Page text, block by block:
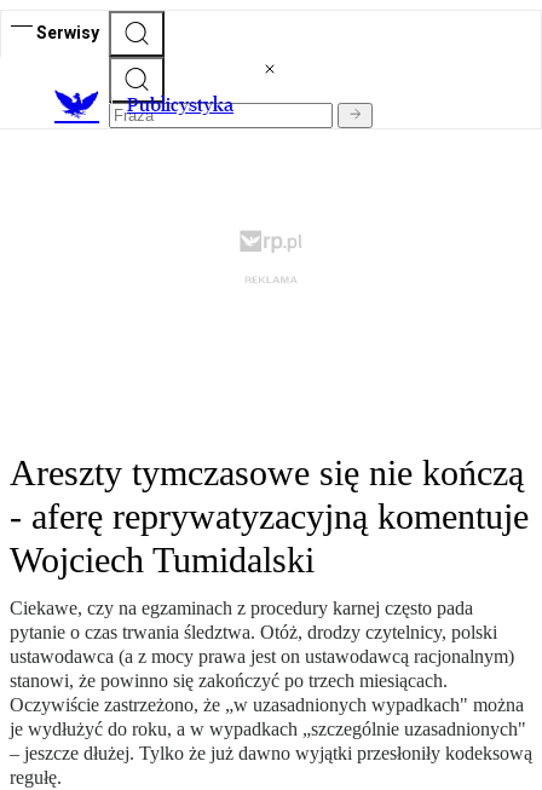
Serwisy
Publicystyka
Areszty tymczasowe się nie kończą
- aferę reprywatyzacyjną komentuje
Wojciech Tumidalski
Ciekawe, czy na egzaminach z procedury karnej często pada
pytanie o czas trwania śledztwa. Otóż, drodzy czytelnicy, polski
ustawodawca (a z mocy prawa jest on ustawodawcą racjonalnym)
stanowi, że powinno się zakończyć po trzech miesiącach.
Oczywiście zastrzeżono, że „w uzasadnionych wypadkach" można
je wydłużyć do roku, a w wypadkach „szczególnie uzasadnionych"
– jeszcze dłużej. Tylko że już dawno wyjątki przesłoniły kodeksową
regułę.